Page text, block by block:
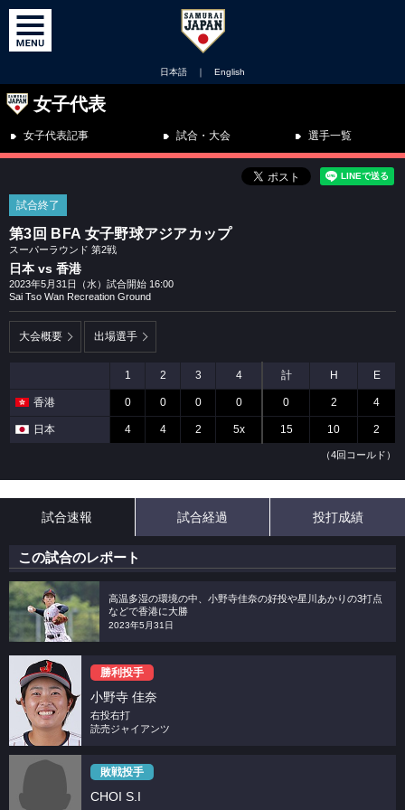
日本語 ｜ English
女子代表
女子代表記事 試合・大会 選手一覧
試合終了
第3回 BFA 女子野球アジアカップ
スーパーラウンド 第2戦
日本 vs 香港
2023年5月31日（水）試合開始 16:00
Sai Tso Wan Recreation Ground
大会概要 出場選手
1 2 3 4 計 H E
香港 0 0 0 0 0 2 4
日本 4 4 2 5x 15 10 2
（4回コールド）
試合速報 試合経過 投打成績
この試合のレポート
高温多湿の環境の中、小野寺佳奈の好投や星川あかりの3打点
などで香港に大勝
2023年5月31日
勝利投手
小野寺 佳奈
右投右打
読売ジャイアンツ
敗戦投手
CHOI S.I